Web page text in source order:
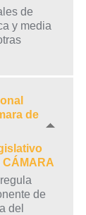
de
y media
de
CÁMARA
de
del